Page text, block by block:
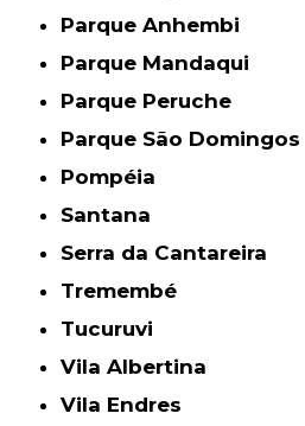
Parque Anhembi
Parque Mandaqui
Parque Peruche
Parque São Domingos
Pompéia
Santana
Serra da Cantareira
Tremembé
Tucuruvi
Vila Albertina
Vila Endres